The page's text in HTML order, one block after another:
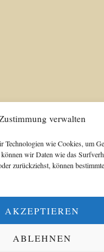
verwalten
wie Cookies, um
wir Daten wie das
zurückziehst, können
AKZEPTIEREN
ABLEHNEN